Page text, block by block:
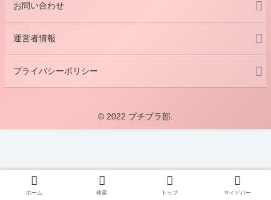
お問い合わせ
運営者情報
プライバシーポリシー
© 2022 プチプラ部.
ホーム 検索 トップ サイドバー